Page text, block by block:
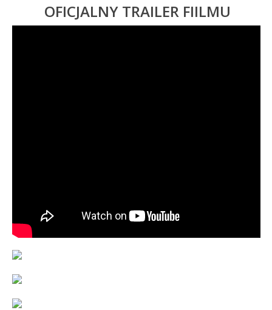
OFICJALNY TRAILER FIILMU